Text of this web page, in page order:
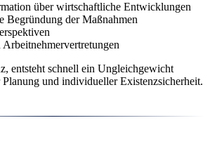
über wirtschaftliche Entwicklungen
Begründung der Maßnahmen
entsteht schnell ein Ungleichgewicht
und individueller Existenzsicherheit.